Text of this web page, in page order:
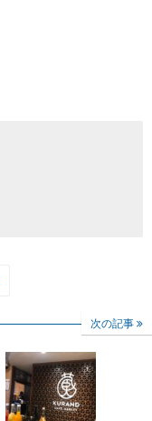
次の記事